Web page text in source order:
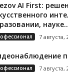
AI First:
7 августа,
7 августа,